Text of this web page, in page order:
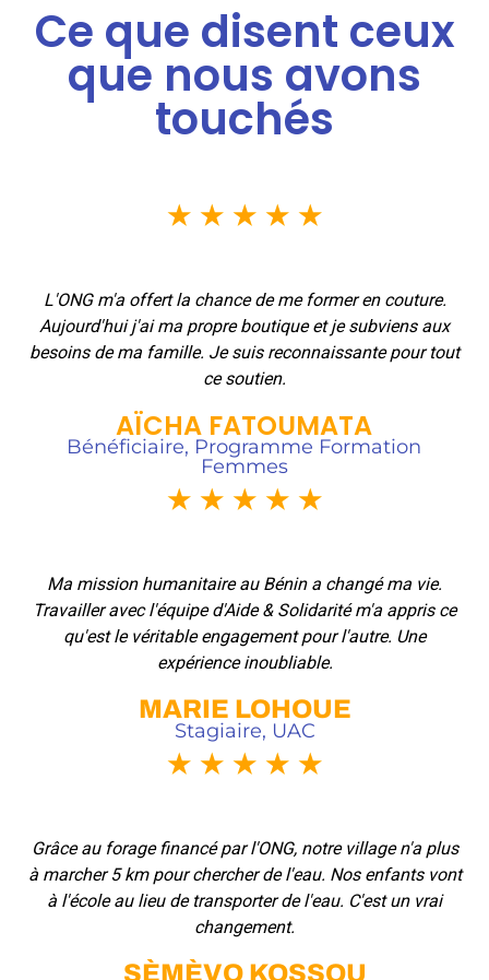
Ce que disent ceux
que nous avons
touchés
★ ★ ★ ★ ★
L'ONG m'a offert la chance de me former en couture.
Aujourd'hui j'ai ma propre boutique et je subviens aux
besoins de ma famille. Je suis reconnaissante pour tout
ce soutien.
AÏCHA FATOUMATA
Bénéficiaire, Programme Formation
Femmes
★ ★ ★ ★ ★
Ma mission humanitaire au Bénin a changé ma vie.
Travailler avec l'équipe d'Aide & Solidarité m'a appris ce
qu'est le véritable engagement pour l'autre. Une
expérience inoubliable.
MARIE LOHOUE
Stagiaire, UAC
★ ★ ★ ★ ★
Grâce au forage financé par l'ONG, notre village n'a plus
à marcher 5 km pour chercher de l'eau. Nos enfants vont
à l'école au lieu de transporter de l'eau. C'est un vrai
changement.
SÈMÈVO KOSSOU